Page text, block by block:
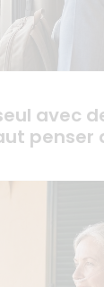
avec